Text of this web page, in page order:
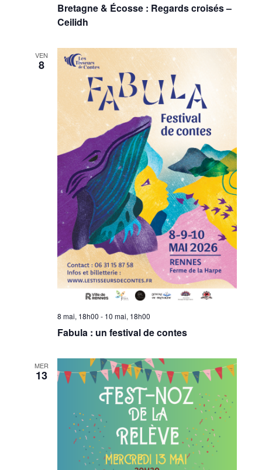
Bretagne & Écosse : Regards croisés –
Ceilidh
VEN
8
8 mai, 18h00 - 10 mai, 18h00
Fabula : un festival de contes
MER
13